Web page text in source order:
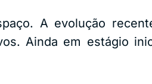
A evolução
Ainda em estágio